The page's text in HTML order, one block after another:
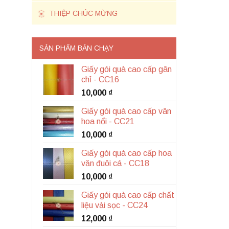
THIỆP CHÚC MỪNG
SẢN PHẨM BÁN CHẠY
Giấy gói quà cao cấp gân
chỉ - CC16
10,000 ₫
Giấy gói quà cao cấp vân
hoa nổi - CC21
10,000 ₫
Giấy gói quà cao cấp hoa
văn đuôi cá - CC18
10,000 ₫
Giấy gói quà cao cấp chất
liệu vải sọc - CC24
12,000 ₫